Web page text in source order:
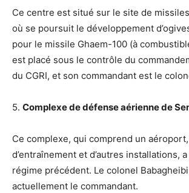
Ce centre est situé sur le site de
où se poursuit le développement
pour le missile Ghaem-100 (à
est placé sous le contrôle du
du CGRI, et son commandant est le
5. Complexe de défense aérienne de
Ce complexe, qui comprend un
d’entraînement et d’autres installations,
régime précédent. Le colonel
actuellement le commandant.